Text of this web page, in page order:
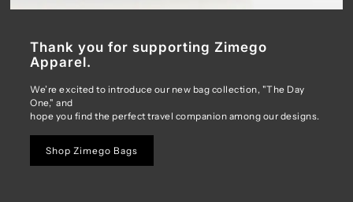
Thank you for supporting Zimego
Apparel.
We’re excited to introduce our new bag collection, "The Day
One," and
hope you find the perfect travel companion among our designs.
Shop Zimego Bags